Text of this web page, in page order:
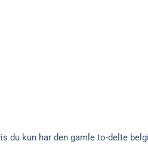
du kun har den gamle to-delte